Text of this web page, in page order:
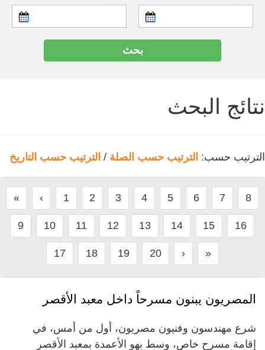
نتائج البحث
الترتيب حسب: الترتيب حسب الصلة / الترتيب حسب التاريخ
« ‹ 1 2 3 4 5 6 7 8
9 10 11 12 13 14 15 16
17 18 19 20 › »
المصريون يبنون مسرحاً داخل معبد الأقصر
شرع مهندسون وفنيون مصريون، أول من أمس، في
إقامة مسرح خاص، وسط بهو الأعمدة بمعبد الأقصر